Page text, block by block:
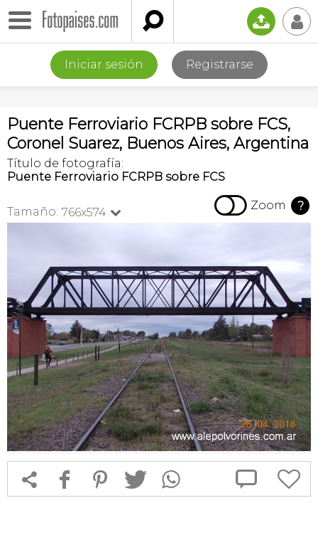
 📤 👤
Iniciar sesión Registrarse
Puente Ferroviario FCRPB sobre FCS,
Coronel Suarez, Buenos Aires, Argentina
Título de fotografía:
Puente Ferroviario FCRPB sobre FCS
Tamaño: 766x574   Zoom ?
 f 1 T  